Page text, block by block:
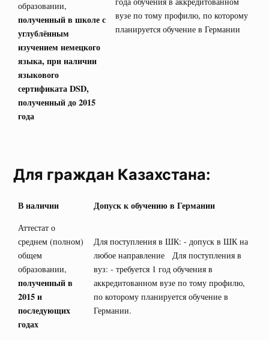
вузе по тому профилю, по которому
планируется обучение в Германии
образовании,
полученный в школе с
углублённым
изучением немецкого
языка, при наличии
языкового
сертификатаDSD,
полученный до 2015
года
Для граждан Казахстана:
В наличии Допуск к обучению в Германии
Аттестат о
среднем (полном)
общем
образовании,
полученный в
2015 и
последующих
годах
Для поступления в ШК: - допуск в ШК на
любое направление Для поступления в
вуз: - требуется 1 год обучения в
аккредитованном вузе по тому профилю,
по которому планируется обучение в
Германии.